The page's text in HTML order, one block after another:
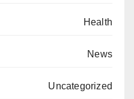
Health
News
Uncategorized